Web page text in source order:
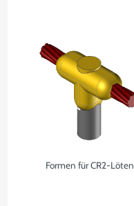
Formen für CR2-Löten